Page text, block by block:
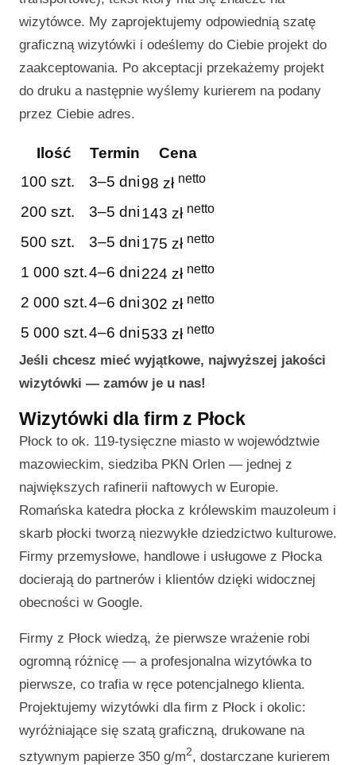
wizytówce. My zaprojektujemy odpowiednią szatę
graficzną wizytówki i odeślemy do Ciebie projekt do
zaakceptowania. Po akceptacji przekażemy projekt
do druku a następnie wyślemy kurierem na podany
przez Ciebie adres.
Ilość Termin
Cena
100 szt.
3–5 dni98 zł netto
200 szt. 3–5 dni143 zł netto
500 szt. 3–5 dni175 zł netto
1 000 szt.4–6 dni224 zł netto
2 000 szt.4–6 dni302 zł netto
5 000 szt.4–6 dni533 zł netto
Jeśli chcesz mieć wyjątkowe, najwyższej jakości
wizytówki — zamów je u nas!
Wizytówki dla firm z Płock
Płock to ok. 119-tysięczne miasto w województwie
mazowieckim, siedziba PKN Orlen — jednej z
największych rafinerii naftowych w Europie.
Romańska katedra płocka z królewskim mauzoleum i
skarb płocki tworzą niezwykłe dziedzictwo kulturowe.
Firmy przemysłowe, handlowe i usługowe z Płocka
docierają do partnerów i klientów dzięki widocznej
obecności w Google.
Firmy z Płock wiedzą, że pierwsze wrażenie robi
ogromną różnicę — a profesjonalna wizytówka to
pierwsze, co trafia w ręce potencjalnego klienta.
Projektujemy wizytówki dla firm z Płock i okolic:
wyróżniające się szatą graficzną, drukowane na
sztywnym papierze 350 g/m2, dostarczane kurierem